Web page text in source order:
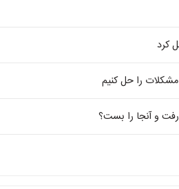
کرد
را حل کنیم
و آنجا را بست؟